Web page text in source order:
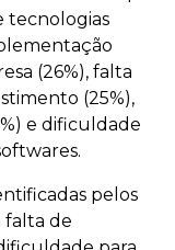
tecnologias
(26%), falta
(25%),
e dificuldade
pelos
falta de